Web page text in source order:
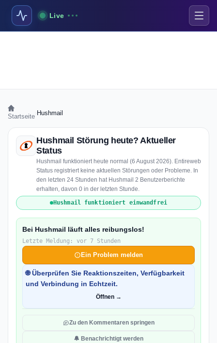
Live
Startseite Hushmail
Hushmail Störung heute? Aktueller
Status
Hushmail funktioniert heute normal (6 August 2026). Entireweb
Status registriert keine aktuellen Störungen oder Probleme. In
den letzten 24 Stunden hat Hushmail 2 Benutzerberichte
erhalten, davon 0 in der letzten Stunde.
Hushmail funktioniert einwandfrei
Bei Hushmail läuft alles reibungslos!
Letzte Meldung: vor 7 Stunden
Ein Problem melden
🌐 Überprüfen Sie Reaktionszeiten, Verfügbarkeit
und Verbindung in Echtzeit.
Öffnen →
Zu den Kommentaren springen
🔔 Benachrichtigt werden